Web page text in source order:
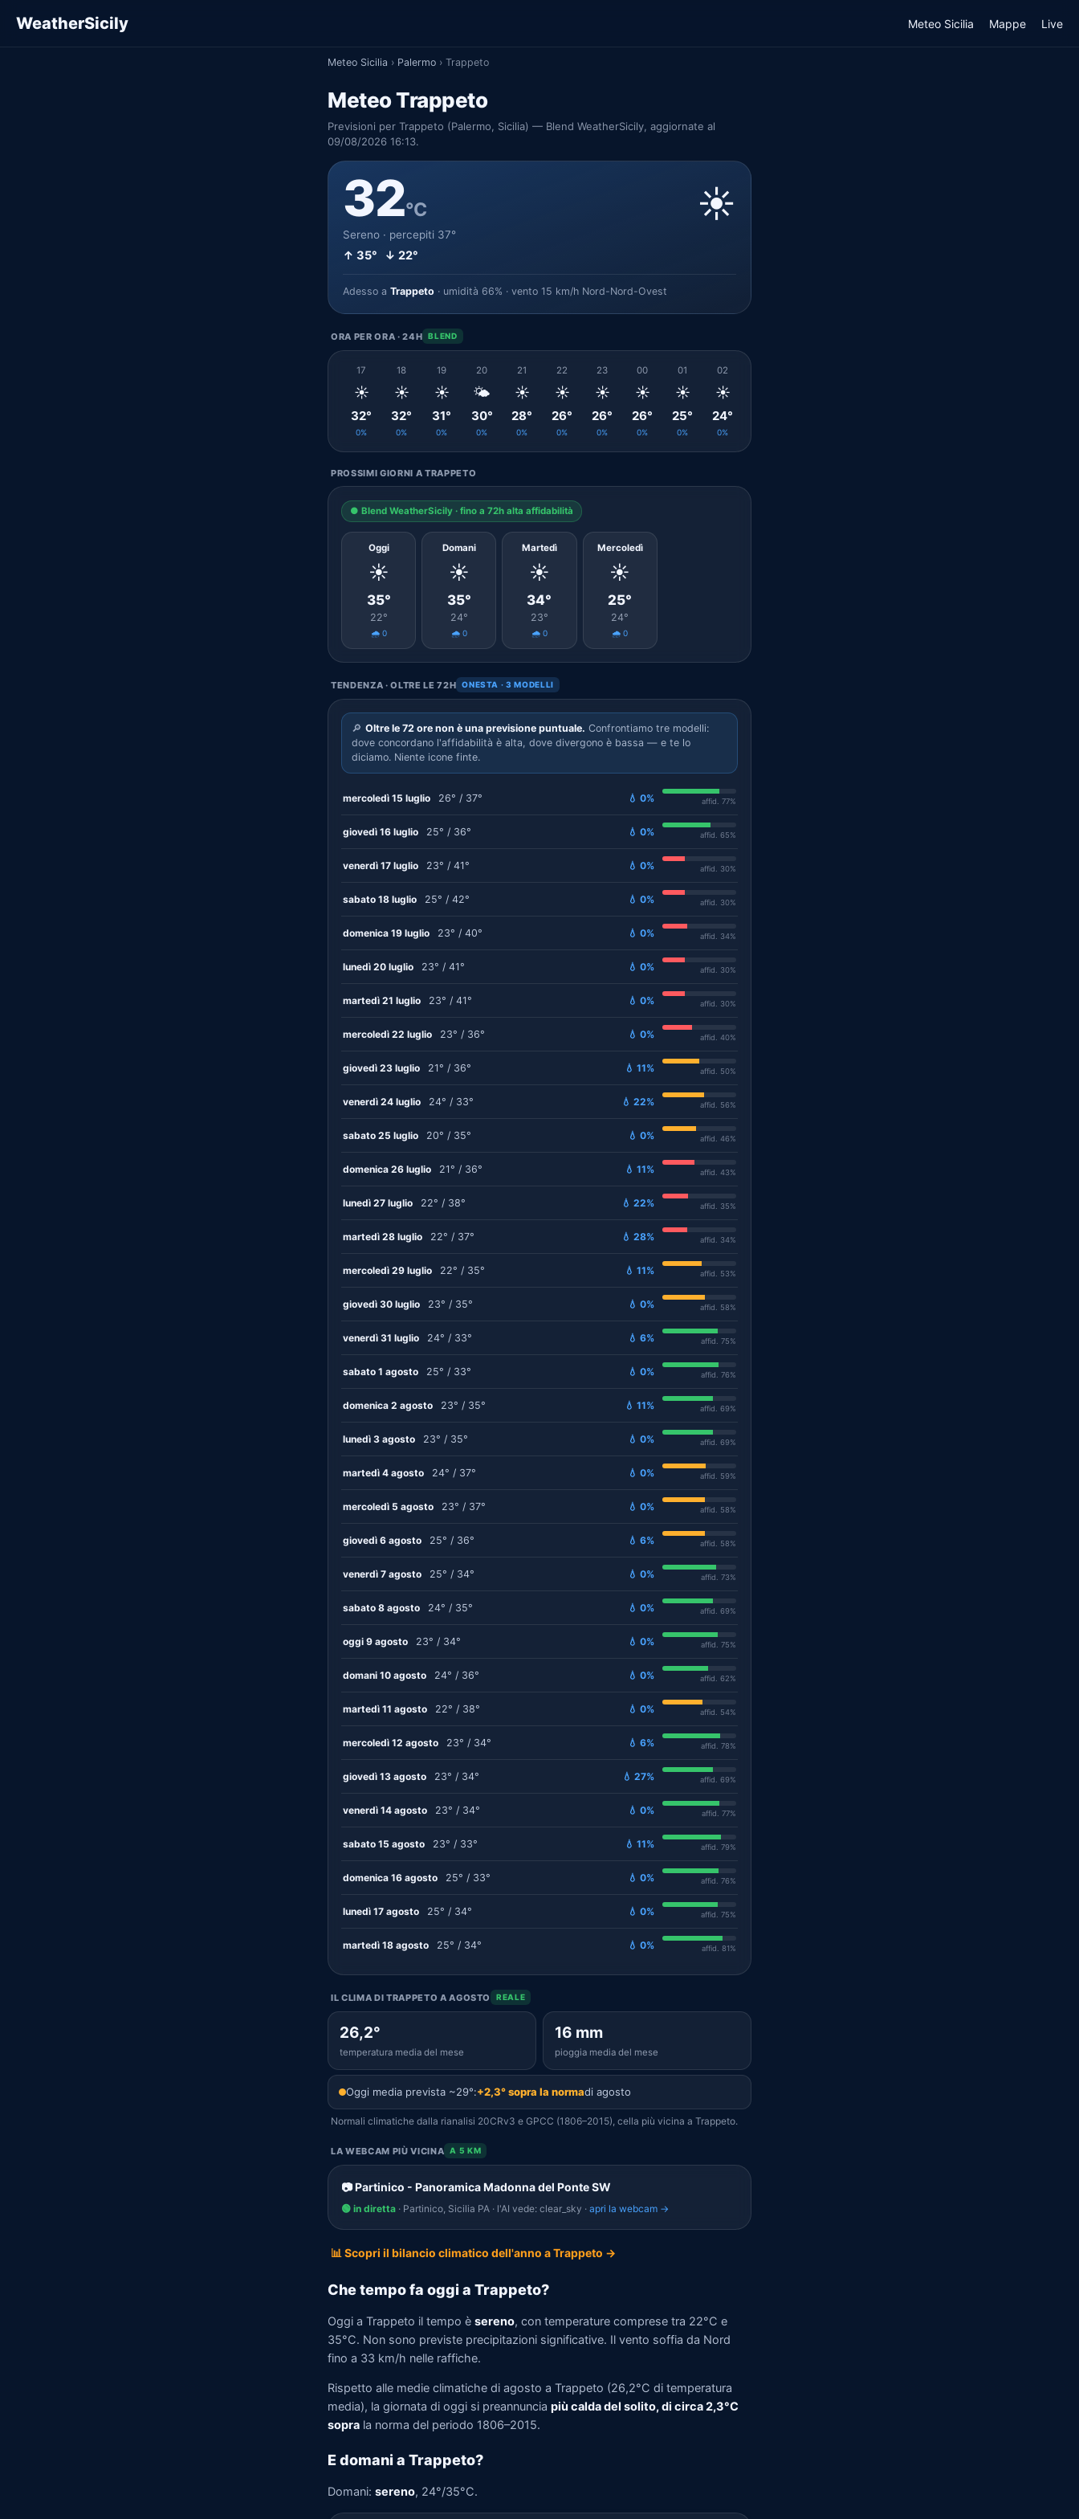
WeatherSicily Meteo Sicilia Mappe Live
Meteo Sicilia › Palermo › Trappeto
Meteo Trappeto
Previsioni per Trappeto (Palermo, Sicilia) — Blend WeatherSicily, aggiornate al
09/08/2026 16:13.
32°C
Sereno · percepiti 37°
↑ 35° ↓ 22°
☀️
Adesso a Trappeto · umidità 66% · vento 15 km/h Nord-Nord-Ovest
ORA PER ORA · 24H BLEND
17
☀️
32°
0%
18
☀️
32°
0%
19
☀️
31°
0%
20
🌤️
30°
0%
21
☀️
28°
0%
22
☀️
26°
0%
23
☀️
26°
0%
00
☀️
26°
0%
01
☀️
25°
0%
02
☀️
24°
0%
PROSSIMI GIORNI A TRAPPETO
● Blend WeatherSicily · fino a 72h alta affidabilità
Oggi
☀️
35°
22°
🌧️ 0
Domani
☀️
35°
24°
🌧️ 0
Martedì
☀️
34°
23°
🌧️ 0
Mercoledì
☀️
25°
24°
🌧️ 0
TENDENZA · OLTRE LE 72H ONESTA · 3 MODELLI
🔎 Oltre le 72 ore non è una previsione puntuale. Confrontiamo tre modelli:
dove concordano l'affidabilità è alta, dove divergono è bassa — e te lo
diciamo. Niente icone finte.
mercoledì 15 luglio 26° / 37° 💧 0% affid. 77%
giovedì 16 luglio 25° / 36° 💧 0% affid. 65%
venerdì 17 luglio 23° / 41° 💧 0% affid. 30%
sabato 18 luglio 25° / 42° 💧 0% affid. 30%
domenica 19 luglio 23° / 40° 💧 0% affid. 34%
lunedì 20 luglio 23° / 41° 💧 0% affid. 30%
martedì 21 luglio 23° / 41° 💧 0% affid. 30%
mercoledì 22 luglio 23° / 36° 💧 0% affid. 40%
giovedì 23 luglio 21° / 36° 💧 11% affid. 50%
venerdì 24 luglio 24° / 33° 💧 22% affid. 56%
sabato 25 luglio 20° / 35° 💧 0% affid. 46%
domenica 26 luglio 21° / 36° 💧 11% affid. 43%
lunedì 27 luglio 22° / 38° 💧 22% affid. 35%
martedì 28 luglio 22° / 37° 💧 28% affid. 34%
mercoledì 29 luglio 22° / 35° 💧 11% affid. 53%
giovedì 30 luglio 23° / 35° 💧 0% affid. 58%
venerdì 31 luglio 24° / 33° 💧 6% affid. 75%
sabato 1 agosto 25° / 33° 💧 0% affid. 76%
domenica 2 agosto 23° / 35° 💧 11% affid. 69%
lunedì 3 agosto 23° / 35° 💧 0% affid. 69%
martedì 4 agosto 24° / 37° 💧 0% affid. 59%
mercoledì 5 agosto 23° / 37° 💧 0% affid. 58%
giovedì 6 agosto 25° / 36° 💧 6% affid. 58%
venerdì 7 agosto 25° / 34° 💧 0% affid. 73%
sabato 8 agosto 24° / 35° 💧 0% affid. 69%
oggi 9 agosto 23° / 34° 💧 0% affid. 75%
domani 10 agosto 24° / 36° 💧 0% affid. 62%
martedì 11 agosto 22° / 38° 💧 0% affid. 54%
mercoledì 12 agosto 23° / 34° 💧 6% affid. 78%
giovedì 13 agosto 23° / 34° 💧 27% affid. 69%
venerdì 14 agosto 23° / 34° 💧 0% affid. 77%
sabato 15 agosto 23° / 33° 💧 11% affid. 79%
domenica 16 agosto 25° / 33° 💧 0% affid. 76%
lunedì 17 agosto 25° / 34° 💧 0% affid. 75%
martedì 18 agosto 25° / 34° 💧 0% affid. 81%
IL CLIMA DI TRAPPETO A AGOSTO REALE
26,2°
temperatura media del mese
16 mm
pioggia media del mese
Oggi media prevista ~29°:+2,3° sopra la normadi agosto
Normali climatiche dalla rianalisi 20CRv3 e GPCC (1806–2015), cella più vicina a Trappeto.
LA WEBCAM PIÙ VICINA A 5 KM
📷 Partinico - Panoramica Madonna del Ponte SW
🟢 in diretta · Partinico, Sicilia PA · l'AI vede: clear_sky · apri la webcam →
📊 Scopri il bilancio climatico dell'anno a Trappeto →
Che tempo fa oggi a Trappeto?
Oggi a Trappeto il tempo è sereno, con temperature comprese tra 22°C e
35°C. Non sono previste precipitazioni significative. Il vento soffia da Nord
fino a 33 km/h nelle raffiche.
Rispetto alle medie climatiche di agosto a Trappeto (26,2°C di temperatura
media), la giornata di oggi si preannuncia più calda del solito, di circa 2,3°C
sopra la norma del periodo 1806–2015.
E domani a Trappeto?
Domani: sereno, 24°/35°C.